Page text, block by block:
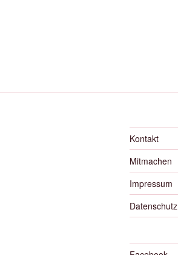
Kontakt
Mitmachen
Impressum
Datenschutz